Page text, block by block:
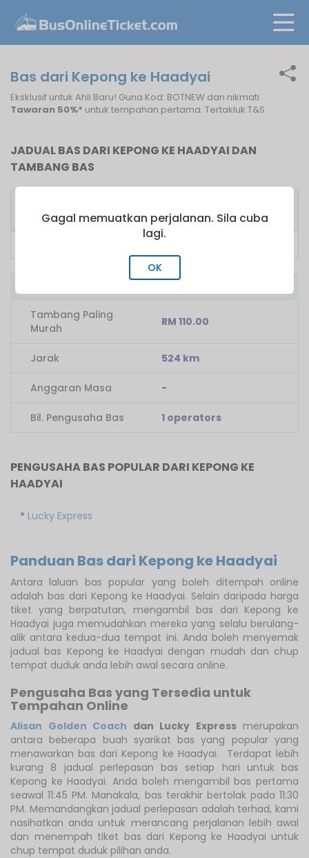
Bas dari Kepong ke Haadyai
Eksklusif untuk Ahli Baru! Guna Kod: BOTNEW dan nikmati
Tawaran 50%* untuk tempahan pertama. Tertakluk T&S.
JADUAL BAS DARI KEPONG KE HAADYAI DAN
TAMBANG BAS
Bas
Pertama
dari
Tambang Paling
Murah
RM 110.00
Jarak 524 km
Anggaran Masa -
Bil. Pengusaha Bas 1 operators
PENGUSAHA BAS POPULAR DARI KEPONG KE
HAADYAI
Lucky Express
Panduan Bas dari Kepong ke Haadyai
Antara laluan bas popular yang boleh ditempah online
adalah bas dari Kepong ke Haadyai. Selain daripada harga
tiket yang berpatutan, mengambil bas dari Kepong ke
Haadyai juga memudahkan mereka yang selalu berulang-
alik antara kedua-dua tempat ini. Anda boleh menyemak
jadual bas Kepong ke Haadyai dengan mudah dan chup
tempat duduk anda lebih awal secara online.
Pengusaha Bas yang Tersedia untuk
Tempahan Online
Alisan Golden Coach dan Lucky Expressmerupakan
antara beberapa buah syarikat bas yang popular yang
menawarkan bas dari Kepong ke Haadyai. Terdapat lebih
kurang 8 jadual perlepasan bas setiap hari untuk bas
Kepong ke Haadyai. Anda boleh mengambil bas pertama
seawal 11:45 PM. Manakala, bas terakhir bertolak pada 11:30
PM. Memandangkan jadual perlepasan adalah terhad, kami
nasihatkan anda untuk merancang perjalanan lebih awal
dan menempah tiket bas dari Kepong ke Haadyai untuk
chup tempat duduk pilihan anda.
Gagal memuatkan perjalanan. Sila cuba
lagi.
OK